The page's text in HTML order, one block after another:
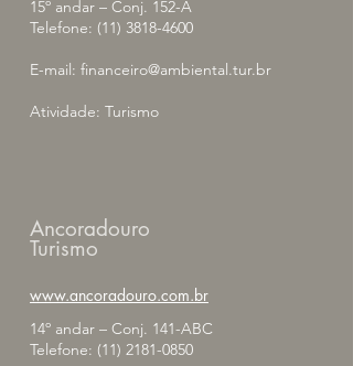
15º andar – Conj. 152-A
Telefone: (11) 3818-4600
E-mail: financeiro@ambiental.tur.br
Atividade: Turismo
Ancoradouro
Turismo
www.ancoradouro.com.br
14º andar – Conj. 141-ABC
Telefone: (11) 2181-0850